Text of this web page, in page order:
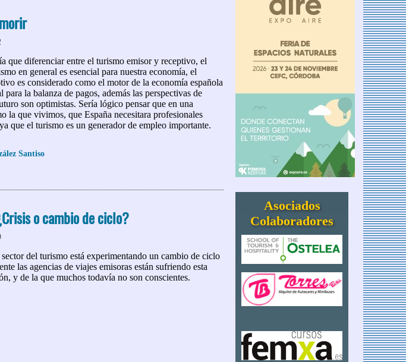
que diferenciar entre el turismo emisor y receptivo, el
en general es esencial para nuestra economía, el
es considerado como el motor de la economía española
para la balanza de pagos, además las perspectivas de
son optimistas. Sería lógico pensar que en una
la que vivimos, que España necesitara profesionales
que el turismo es un generador de empleo importante.
Santiso
o cambio de ciclo?
del turismo está experimentando un cambio de ciclo
las agencias de viajes emisoras están sufriendo esta
y de la que muchos todavía no son conscientes.
Asociados
Colaboradores